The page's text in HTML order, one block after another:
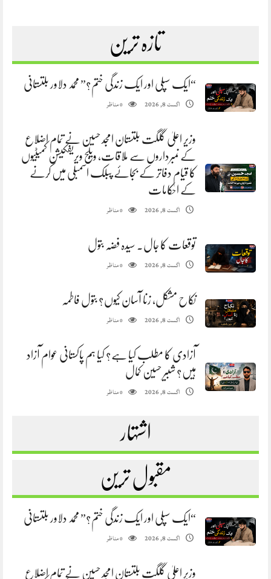
تازہ ترین
“ایک سپلی اور ایک زندگی ختم؟” محمد دلاور بلتستانی
اگست 8, 2026 0مناظر
وزیر اعلیٰ گلگت بلتستان امجد حسین نے تمام اضلاع
کے نمبرداروں سے ملاقات، ویلج ویریفکیشن کمیٹیوں
کا قیام دفاتر کے بجائے پبلک اسمبلی میں کرنے
کے احکامات
اگست 8, 2026 0مناظر
توقعات کا جال. سیدہ فضہ بتول
اگست 8, 2026 0مناظر
نکاح مشکل، زنا آسان کیوں؟ بتول فاطمہ
اگست 8, 2026 0مناظر
آزادی کا مطلب کیا ہے؟ کیا ہم پاکستانی عوام آزاد
ہیں؟ شبیر حسین کمال
اگست 8, 2026 0مناظر
اشتہار
مقبول ترین
“ایک سپلی اور ایک زندگی ختم؟” محمد دلاور بلتستانی
اگست 8, 2026 0مناظر
وزیر اعلیٰ گلگت بلتستان امجد حسین نے تمام اضلاع